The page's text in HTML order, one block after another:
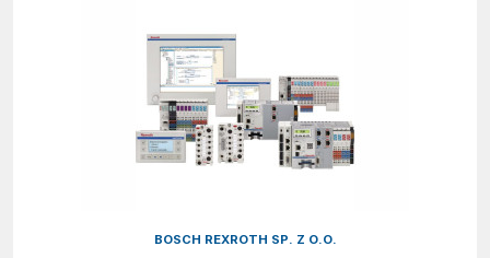
BOSCH REXROTH SP. Z O.O.